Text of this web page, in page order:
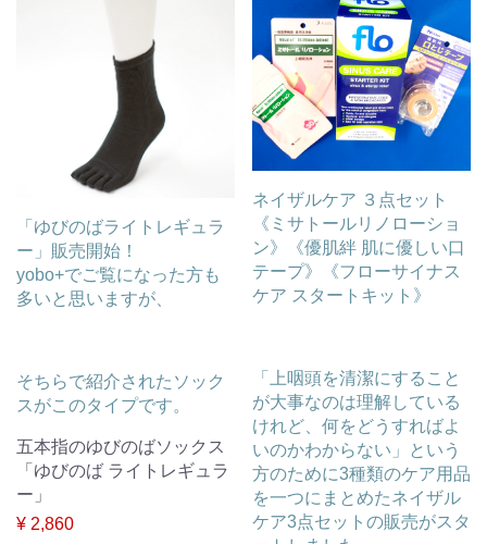
「ゆびのばライトレギュラ
ー」販売開始！
yobo+でご覧になった方も
多いと思いますが、
そちらで紹介されたソック
スがこのタイプです。
五本指のゆびのばソックス
「ゆびのば ライトレギュラ
ー」
¥ 2,860
ネイザルケア ３点セット
《ミサトールリノローショ
ン》《優肌絆 肌に優しい口
テープ》《フローサイナス
ケア スタートキット》
「上咽頭を清潔にすること
が大事なのは理解している
けれど、何をどうすればよ
いのかわからない」という
方のために3種類のケア用品
を一つにまとめたネイザル
ケア3点セットの販売がスタ